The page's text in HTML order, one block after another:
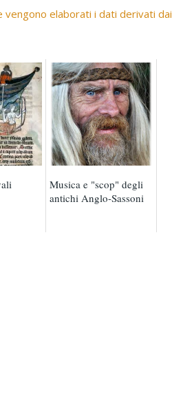
vengono elaborati i dati derivati dai
Musica e "scop" degli
antichi Anglo-Sassoni